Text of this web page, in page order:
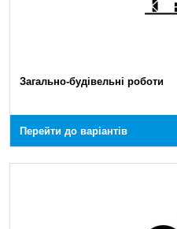
Загально-будівельні роботи
Перейти до варіантів